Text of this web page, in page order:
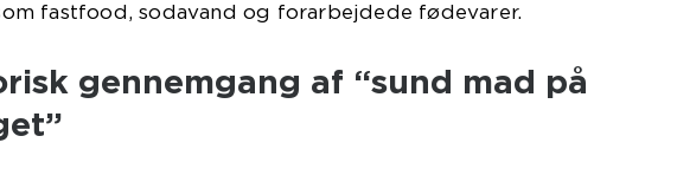
fastfood, sodavand og forarbejdede fødevarer.
gennemgang af “sund mad på